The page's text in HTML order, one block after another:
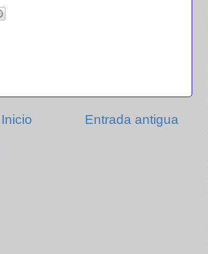
Entrada antigua
Inicio